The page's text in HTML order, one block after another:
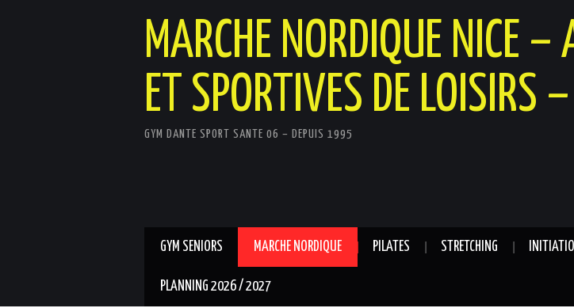
MARCHE NORDIQUE NICE –
ET SPORTIVES DE LOISIRS
GYM DANTE SPORT SANTE 06 – DEPUIS 1995
GYM SENIORS MARCHE NORDIQUE PILATES STRETCHING
PLANNING 2026 / 2027